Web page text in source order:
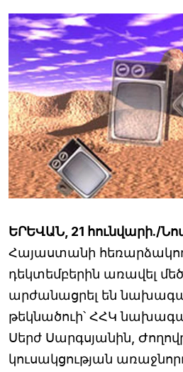
ԵՐԵՎԱՆ, 21 հունվարի./
Հայաստանի
դեկտեմբերին առավել
արժանացրել են
թեկնածուի՝ ՀՀԿ
Սերժ Սարգսյանին,
կուսակցության